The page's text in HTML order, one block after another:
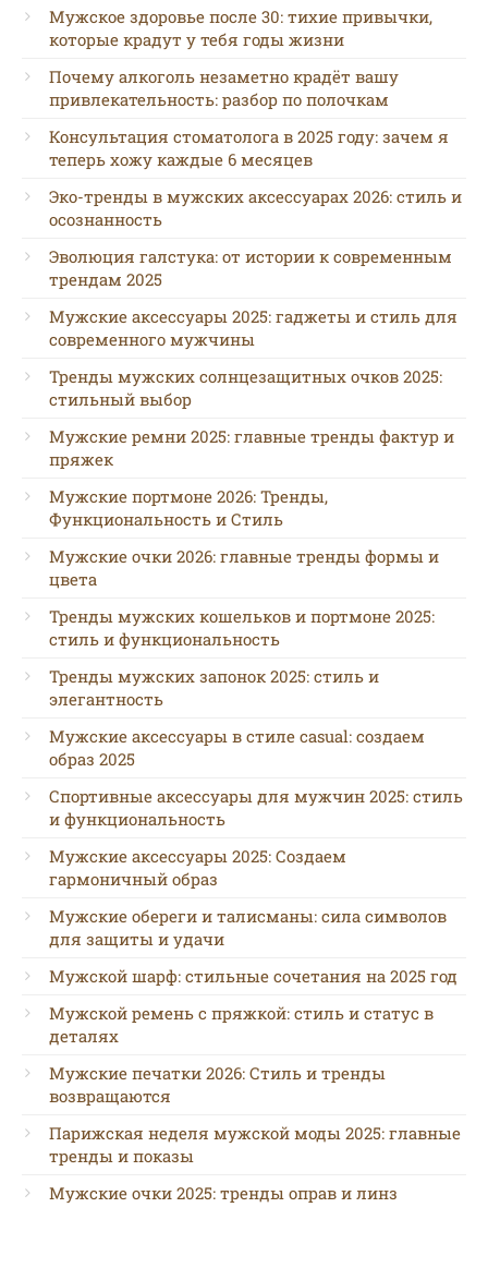
Мужское здоровье после 30: тихие привычки,
которые крадут у тебя годы жизни
Почему алкоголь незаметно крадёт вашу
привлекательность: разбор по полочкам
Консультация стоматолога в 2025 году: зачем я
теперь хожу каждые 6 месяцев
Эко-тренды в мужских аксессуарах 2026: стиль и
осознанность
Эволюция галстука: от истории к современным
трендам 2025
Мужские аксессуары 2025: гаджеты и стиль для
современного мужчины
Тренды мужских солнцезащитных очков 2025:
стильный выбор
Мужские ремни 2025: главные тренды фактур и
пряжек
Мужские портмоне 2026: Тренды,
Функциональность и Стиль
Мужские очки 2026: главные тренды формы и
цвета
Тренды мужских кошельков и портмоне 2025:
стиль и функциональность
Тренды мужских запонок 2025: стиль и
элегантность
Мужские аксессуары в стиле casual: создаем
образ 2025
Спортивные аксессуары для мужчин 2025: стиль
и функциональность
Мужские аксессуары 2025: Создаем
гармоничный образ
Мужские обереги и талисманы: сила символов
для защиты и удачи
Мужской шарф: стильные сочетания на 2025 год
Мужской ремень с пряжкой: стиль и статус в
деталях
Мужские печатки 2026: Стиль и тренды
возвращаются
Парижская неделя мужской моды 2025: главные
тренды и показы
Мужские очки 2025: тренды оправ и линз